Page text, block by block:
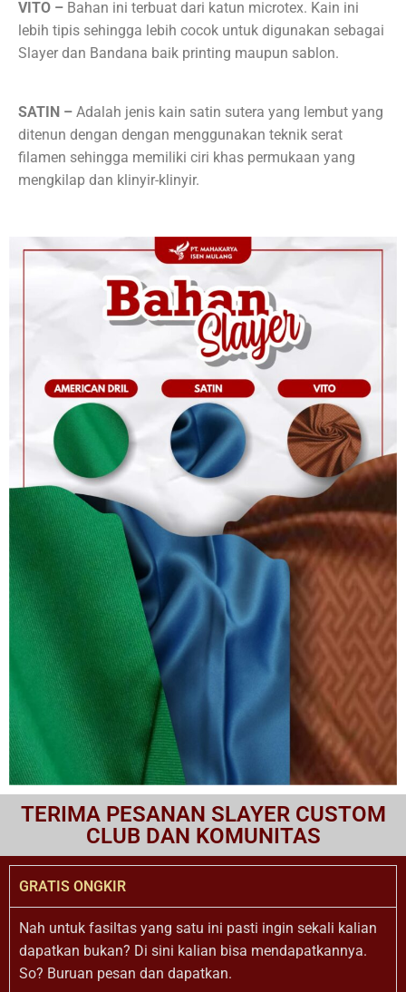
VITO – Bahan ini terbuat dari katun microtex. Kain ini
lebih tipis sehingga lebih cocok untuk digunakan sebagai
Slayer dan Bandana baik printing maupun sablon.
SATIN – Adalah jenis kain satin sutera yang lembut yang
ditenun dengan dengan menggunakan teknik serat
filamen sehingga memiliki ciri khas permukaan yang
mengkilap dan klinyir-klinyir.
TERIMA PESANAN SLAYER CUSTOM
CLUB DAN KOMUNITAS
GRATIS ONGKIR
Nah untuk fasiltas yang satu ini pasti ingin sekali kalian
dapatkan bukan? Di sini kalian bisa mendapatkannya.
So? Buruan pesan dan dapatkan.